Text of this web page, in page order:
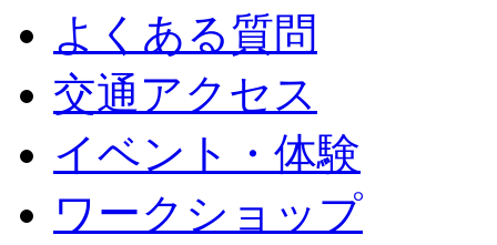
よくある質問
交通アクセス
イベント・体験
ワークショップ